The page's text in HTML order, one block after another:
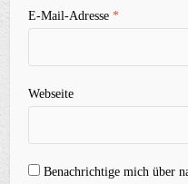
E-Mail-Adresse*
Webseite
Benachrichtige mich über